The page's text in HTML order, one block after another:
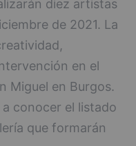
diez artistas
de 2021. La
en el
Miguel en Burgos.
conocer el listado
que formarán